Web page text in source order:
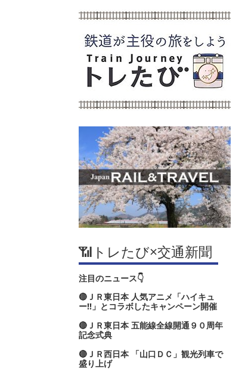
📶トレたび×交通新聞
注目のニュース👇
🔴ＪＲ東日本 人気アニメ「ハイキュ
ー‼」とコラボしたキャンペーン開催
🔴ＪＲ東日本 五能線全線開通９０周年
記念式典
🔴ＪＲ西日本 「山口ＤＣ」観光列車で
盛り上げ